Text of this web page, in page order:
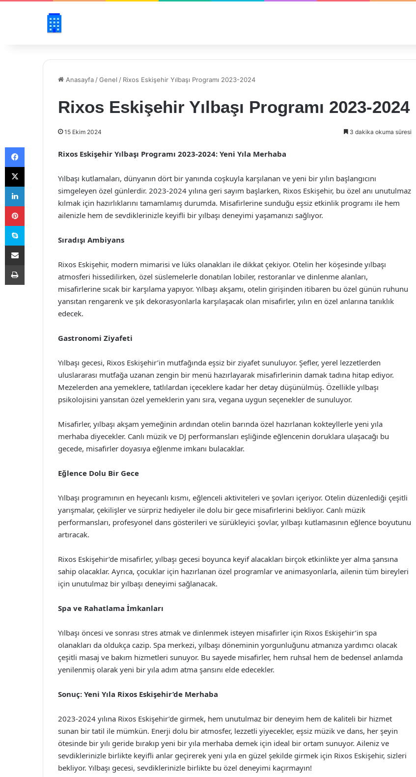
Anasayfa /Genel / Rixos Eskişehir Yılbaşı Programı 2023-2024
Rixos Eskişehir Yılbaşı Programı 2023-2024
15 Ekim 2024 3 dakika okuma süresi
Rixos Eskişehir Yılbaşı Programı 2023-2024: Yeni Yıla Merhaba
Yılbaşı kutlamaları, dünyanın dört bir yanında coşkuyla karşılanan ve yeni bir yılın başlangıcını
simgeleyen özel günlerdir. 2023-2024 yılına geri sayım başlarken, Rixos Eskişehir, bu özel anı unutulmaz
kılmak için hazırlıklarını tamamlamış durumda. Misafirlerine sunduğu eşsiz etkinlik programı ile hem
ailenizle hem de sevdiklerinizle keyifli bir yılbaşı deneyimi yaşamanızı sağlıyor.
Sıradışı Ambiyans
Rixos Eskişehir, modern mimarisi ve lüks olanakları ile dikkat çekiyor. Otelin her köşesinde yılbaşı
atmosferi hissedilirken, özel süslemelerle donatılan lobiler, restoranlar ve dinlenme alanları,
misafirlerine sıcak bir karşılama yapıyor. Yılbaşı akşamı, otelin girişinden itibaren bu özel günün ruhunu
yansıtan rengarenk ve şık dekorasyonlarla karşılaşacak olan misafirler, yılın en özel anlarına tanıklık
edecek.
Gastronomi Ziyafeti
Yılbaşı gecesi, Rixos Eskişehir’in mutfağında eşsiz bir ziyafet sunuluyor. Şefler, yerel lezzetlerden
uluslararası mutfağa uzanan zengin bir menü hazırlayarak misafirlerinin damak tadına hitap ediyor.
Mezelerden ana yemeklere, tatlılardan içeceklere kadar her detay düşünülmüş. Özellikle yılbaşı
psikolojisini yansıtan özel yemeklerin yanı sıra, vegana uygun seçenekler de sunuluyor.
Misafirler, yılbaşı akşam yemeğinin ardından otelin barında özel hazırlanan kokteyllerle yeni yıla
merhaba diyecekler. Canlı müzik ve DJ performansları eşliğinde eğlencenin doruklara ulaşacağı bu
gecede, misafirler doyasıya eğlenme imkanı bulacaklar.
Eğlence Dolu Bir Gece
Yılbaşı programının en heyecanlı kısmı, eğlenceli aktiviteleri ve şovları içeriyor. Otelin düzenlediği çeşitli
yarışmalar, çekilişler ve sürpriz hediyeler ile dolu bir gece misafirlerini bekliyor. Canlı müzik
performansları, profesyonel dans gösterileri ve sürükleyici şovlar, yılbaşı kutlamasının eğlence boyutunu
artıracak.
Rixos Eskişehir’de misafirler, yılbaşı gecesi boyunca keyif alacakları birçok etkinlikte yer alma şansına
sahip olacaklar. Ayrıca, çocuklar için hazırlanan özel programlar ve animasyonlarla, ailenin tüm bireyleri
için unutulmaz bir yılbaşı deneyimi sağlanacak.
Spa ve Rahatlama İmkanları
Yılbaşı öncesi ve sonrası stres atmak ve dinlenmek isteyen misafirler için Rixos Eskişehir’in spa
olanakları da oldukça cazip. Spa merkezi, yılbaşı döneminin yorgunluğunu atmanıza yardımcı olacak
çeşitli masaj ve bakım hizmetleri sunuyor. Bu sayede misafirler, hem ruhsal hem de bedensel anlamda
yenilenmiş olarak yeni bir yıla adım atma şansını elde edecekler.
Sonuç: Yeni Yıla Rixos Eskişehir’de Merhaba
2023-2024 yılına Rixos Eskişehir’de girmek, hem unutulmaz bir deneyim hem de kaliteli bir hizmet
sunan bir tatil ile mümkün. Enerji dolu bir atmosfer, lezzetli yiyecekler, eşsiz müzik ve dans, her şeyin
ötesinde bir yılı geride bırakıp yeni bir yıla merhaba demek için ideal bir ortam sunuyor. Aileniz ve
sevdiklerinizle birlikte keyifli anlar geçirerek yeni yıla en güzel şekilde girmek için Rixos Eskişehir, sizleri
bekliyor. Yılbaşı gecesi, sevdiklerinizle birlikte bu özel deneyimi kaçırmayın!
Facebook
X
LinkedIn
Pinterest
Skype
E-Posta ile paylaş